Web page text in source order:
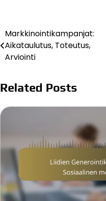
Post
navigation
Markkinointikampanjat:
Aikataulutus, Toteutus,
Arviointi
Related Posts